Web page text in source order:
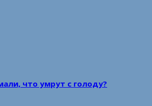
что умрут с голоду?